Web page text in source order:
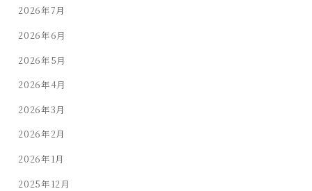
2026年7月
2026年6月
2026年5月
2026年4月
2026年3月
2026年2月
2026年1月
2025年12月